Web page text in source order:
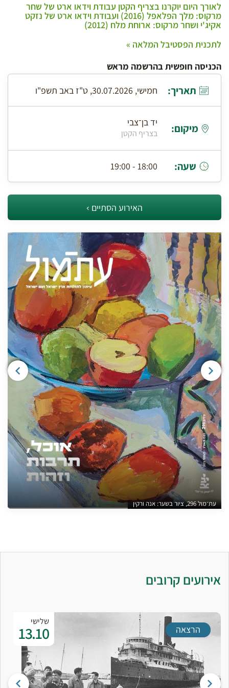
לאורך היום יוקרנו בצריף הקטן עבודת וידאו ארט של שחר
מרקוס: מלך הפלאפל (2016) ועבודת וידאו ארט של נזקט
אקיג'י ושחר מרקוס: ארוחת מלח (2012)
לתכנית הפסטיבל המלאה »
הכניסה חופשית בהרשמה מראש
תאריך: חמישי, 30.07.2026, ט"ז באב תשפ"ו
מיקום: יד בן־צבי
בצריף הקטן
שעה: 18:00 - 19:00
האירוע הסתיים
עת־מול 296, ציור בשער: אנה ורקין
אירועים קרובים
שלישי
13.10 הרצאה